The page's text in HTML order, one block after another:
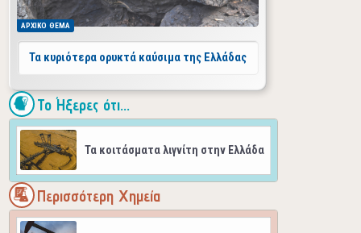
ΑΡΧΙΚΟ ΘΕΜΑ
Τα κυριότερα ορυκτά καύσιμα της Ελλάδας
Το Ήξερες ότι...
Τα κοιτάσματα λιγνίτη στην Ελλάδα
Περισσότερη Χημεία